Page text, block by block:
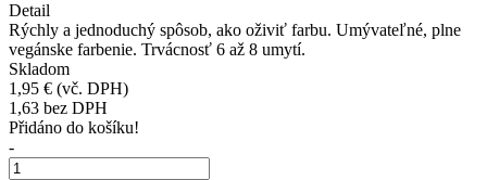
Detail
Rýchly a jednoduchý spôsob, ako oživiť farbu. Umývateľné, plne
vegánske farbenie. Trvácnosť 6 až 8 umytí.
Skladom
1,95 € (vč. DPH)
1,63 bez DPH
Přidáno do košíku!
-